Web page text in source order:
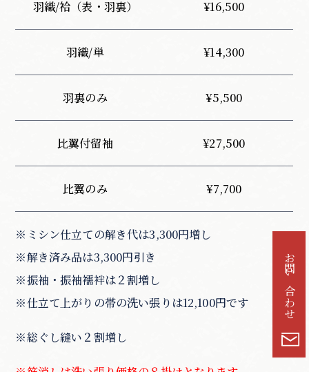
お問い合わせ
羽織/袷 （表・羽裏） ¥16,500
羽織/単 ¥14,300
羽裏のみ ¥5,500
比翼付留袖 ¥27,500
比翼のみ ¥7,700
※ミシン仕立ての解き代は3,300円増し
※解き済み品は3,300円引き
※振袖・振袖襦袢は２割増し
※仕立て上がりの帯の洗い張りは12,100円です
※総ぐし縫い２割増し